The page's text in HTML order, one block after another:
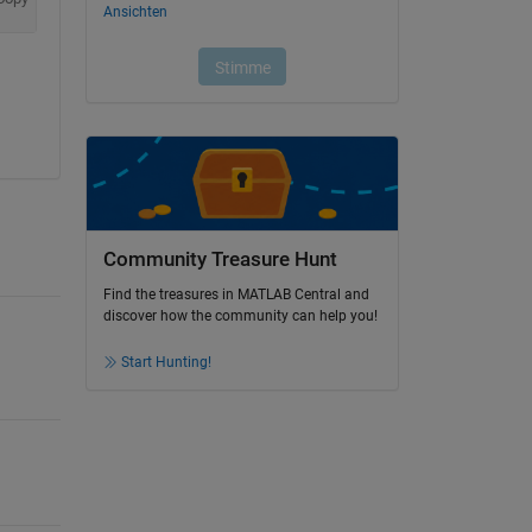
Community Treasure Hunt
Find the treasures in MATLAB Central and
discover how the community can help you!
Start Hunting!